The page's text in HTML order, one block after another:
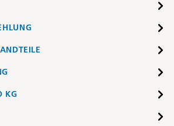
KG